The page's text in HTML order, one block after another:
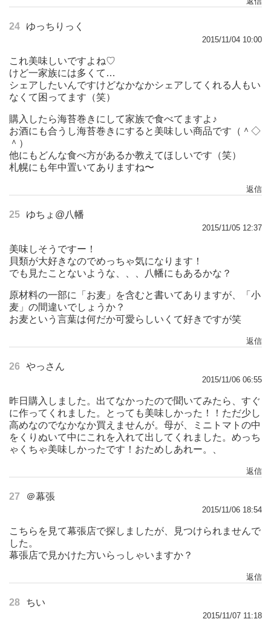
24 ゆっちりっく
2015/11/04 10:00
これ美味しいですよね♡
けど一家族には多くて…
シェアしたいんですけどなかなかシェアしてくれる人もい
なくて困ってます（笑）
購入したら海苔巻きにして家族で食べてますよ♪
お酒にも合うし海苔巻きにすると美味しい商品です（＾◇
＾）
他にもどんな食べ方があるか教えてほしいです（笑）
札幌にも年中置いてありますね〜
返信
25 ゆちょ@八幡
2015/11/05 12:37
美味しそうですー！
貝類が大好きなのでめっちゃ気になります！
でも見たことないような、、、八幡にもあるかな？
原材料の一部に「お麦」を含むと書いてありますが、「小
麦」の間違いでしょうか？
お麦という言葉は何だか可愛らしいくて好きですが笑
返信
26 やっさん
2015/11/06 06:55
昨日購入しました。出てなかったので聞いてみたら、すぐ
に作ってくれました。とっても美味しかった！！ただ少し
高めなのでなかなか買えませんが。母が、ミニトマトの中
をくりぬいて中にこれを入れて出してくれました。めっち
ゃくちゃ美味しかったです！おためしあれー。、
返信
27 ＠幕張
2015/11/06 18:54
こちらを見て幕張店で探しましたが、見つけられませんで
した。
幕張店で見かけた方いらっしゃいますか？
返信
28 ちい
2015/11/07 11:18